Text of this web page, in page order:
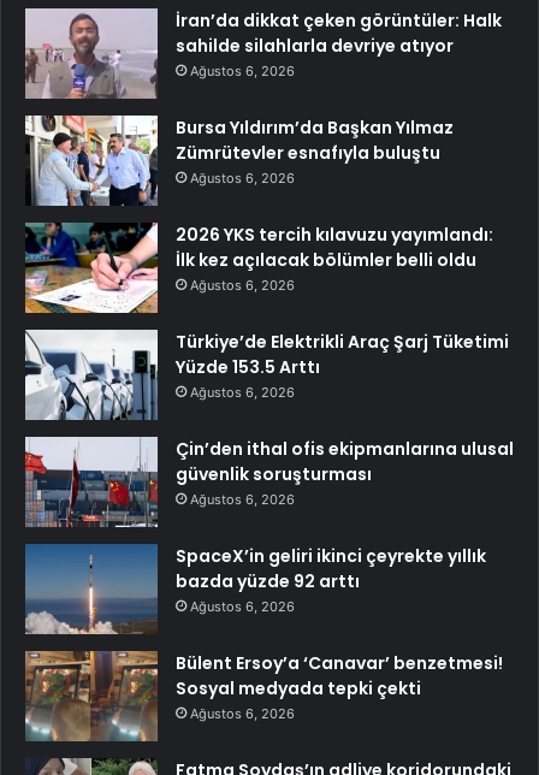
İran’da dikkat çeken görüntüler: Halk
sahilde silahlarla devriye atıyor
Ağustos 6, 2026
Bursa Yıldırım’da Başkan Yılmaz
Zümrütevler esnafıyla buluştu
Ağustos 6, 2026
2026 YKS tercih kılavuzu yayımlandı:
İlk kez açılacak bölümler belli oldu
Ağustos 6, 2026
Türkiye’de Elektrikli Araç Şarj Tüketimi
Yüzde 153.5 Arttı
Ağustos 6, 2026
Çin’den ithal ofis ekipmanlarına ulusal
güvenlik soruşturması
Ağustos 6, 2026
SpaceX’in geliri ikinci çeyrekte yıllık
bazda yüzde 92 arttı
Ağustos 6, 2026
Bülent Ersoy’a ‘Canavar’ benzetmesi!
Sosyal medyada tepki çekti
Ağustos 6, 2026